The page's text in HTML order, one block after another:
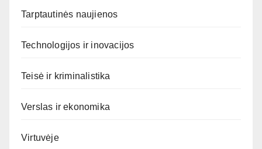
Tarptautinės naujienos
Technologijos ir inovacijos
Teisė ir kriminalistika
Verslas ir ekonomika
Virtuvėje